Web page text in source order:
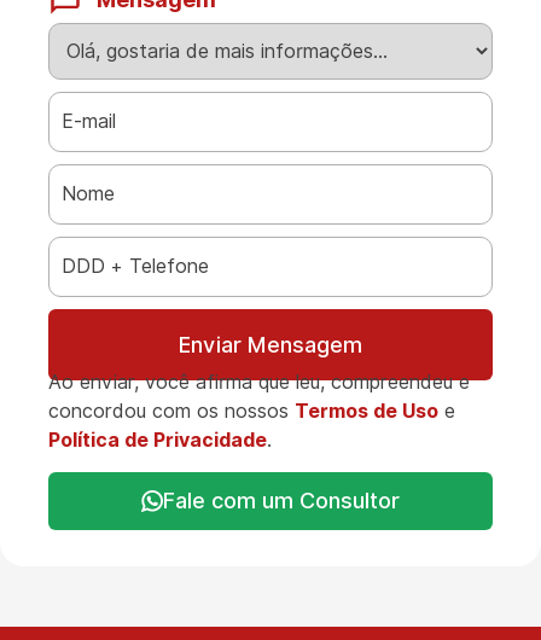
Enviar Mensagem
Ao enviar, você afirma que leu, compreendeu e
concordou com os nossos Termos de Uso e
Política de Privacidade.
Fale com um Consultor